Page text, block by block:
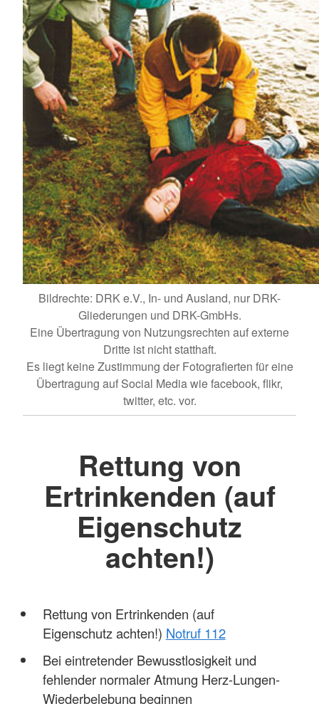
Bildrechte: DRK e.V., In- und Ausland, nur DRK-
Gliederungen und DRK-GmbHs.
Eine Übertragung von Nutzungsrechten auf externe
Dritte ist nicht statthaft.
Es liegt keine Zustimmung der Fotografierten für eine
Übertragung auf Social Media wie facebook, flikr,
twitter, etc. vor.
Rettung von
Ertrinkenden (auf
Eigenschutz
achten!)
Rettung von Ertrinkenden (auf
Eigenschutz achten!) Notruf 112
Bei eintretender Bewusstlosigkeit und
fehlender normaler Atmung Herz-Lungen-
Wiederbelebung beginnen